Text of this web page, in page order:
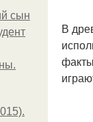
сын
В